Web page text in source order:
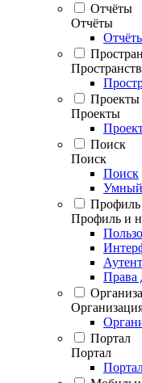
Отчёты
Отчёты
Проекты
Проекты
Поиск
Поиск
Поиск
Профиль
Профиль и
Права
Портал
Портал